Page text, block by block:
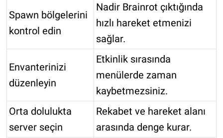
Spawn bölgelerini
kontrol edin
Nadir Brainrot çıktığında
hızlı hareket etmenizi
sağlar.
Envanterinizi
düzenleyin
Etkinlik sırasında
menülerde zaman
kaybetmezsiniz.
Orta dolulukta
server seçin
Rekabet ve hareket alanı
arasında denge kurar.